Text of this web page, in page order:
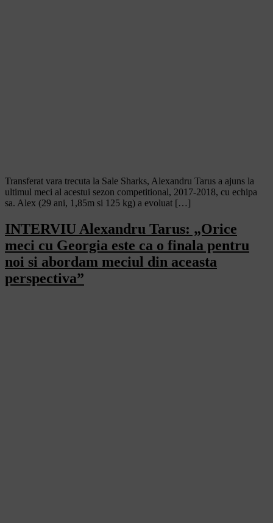
Transferat vara trecuta la Sale Sharks, Alexandru Tarus a ajuns la
ultimul meci al acestui sezon competitional, 2017-2018, cu echipa
sa. Alex (29 ani, 1,85m si 125 kg) a evoluat […]
INTERVIU Alexandru Tarus: „Orice
meci cu Georgia este ca o finala pentru
noi si abordam meciul din aceasta
perspectiva”